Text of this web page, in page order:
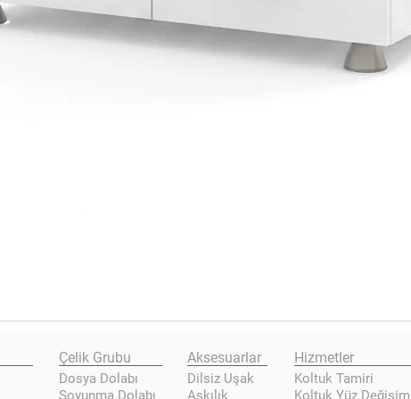
Çelik Grubu
Dosya Dolabı
Aksesuarlar
Dilsiz Uşak
Hizmetler
Koltuk Tamiri